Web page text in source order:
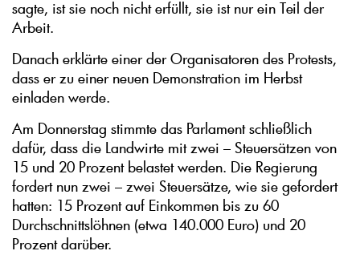
sagte, ist sie noch nicht erfüllt, sie ist nur ein Teil der
Arbeit.
Danach erklärte einer der Organisatoren des Protests,
dass er zu einer neuen Demonstration im Herbst
einladen werde.
Am Donnerstag stimmte das Parlament schließlich
dafür, dass die Landwirte mit zwei – Steuersätzen von
15 und 20 Prozent belastet werden. Die Regierung
fordert nun zwei – zwei Steuersätze, wie sie gefordert
hatten: 15 Prozent auf Einkommen bis zu 60
Durchschnittslöhnen (etwa 140.000 Euro) und 20
Prozent darüber.